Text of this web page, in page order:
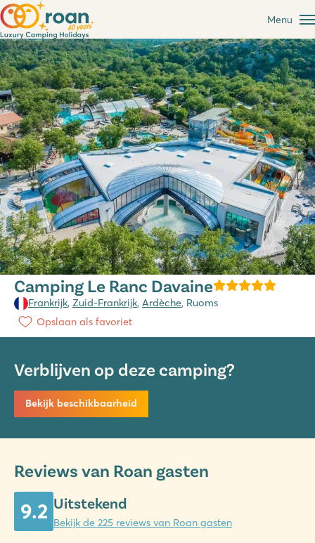
Menu
Camping Le Ranc Davaine
Frankrijk, Zuid-Frankrijk, Ardèche, Ruoms
Opslaan als favoriet
Verblijven op deze camping?
Bekijk beschikbaarheid
Reviews van Roan gasten
9.2 Uitstekend
Bekijk de 225 reviews van Roan gasten